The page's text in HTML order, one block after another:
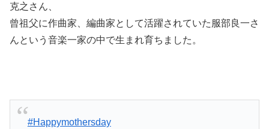
克之さん、
曾祖父に作曲家、編曲家として活躍されていた服部良一さ
んという音楽一家の中で生まれ育ちました。
#Happymothersday